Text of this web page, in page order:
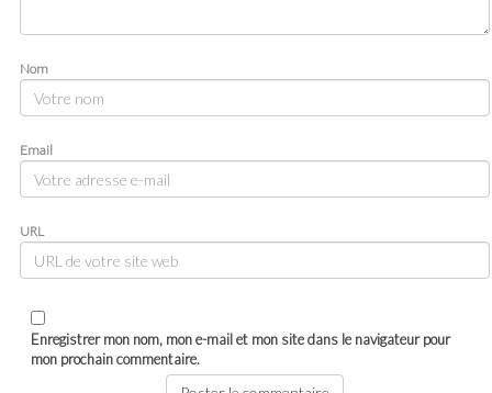
Nom
Email
URL
Enregistrer mon nom, mon e-mail et mon site dans le navigateur pour
mon prochain commentaire.